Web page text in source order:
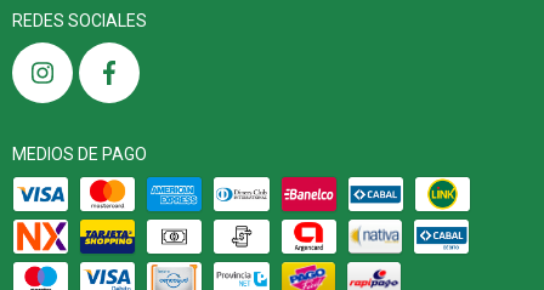
REDES SOCIALES
MEDIOS DE PAGO